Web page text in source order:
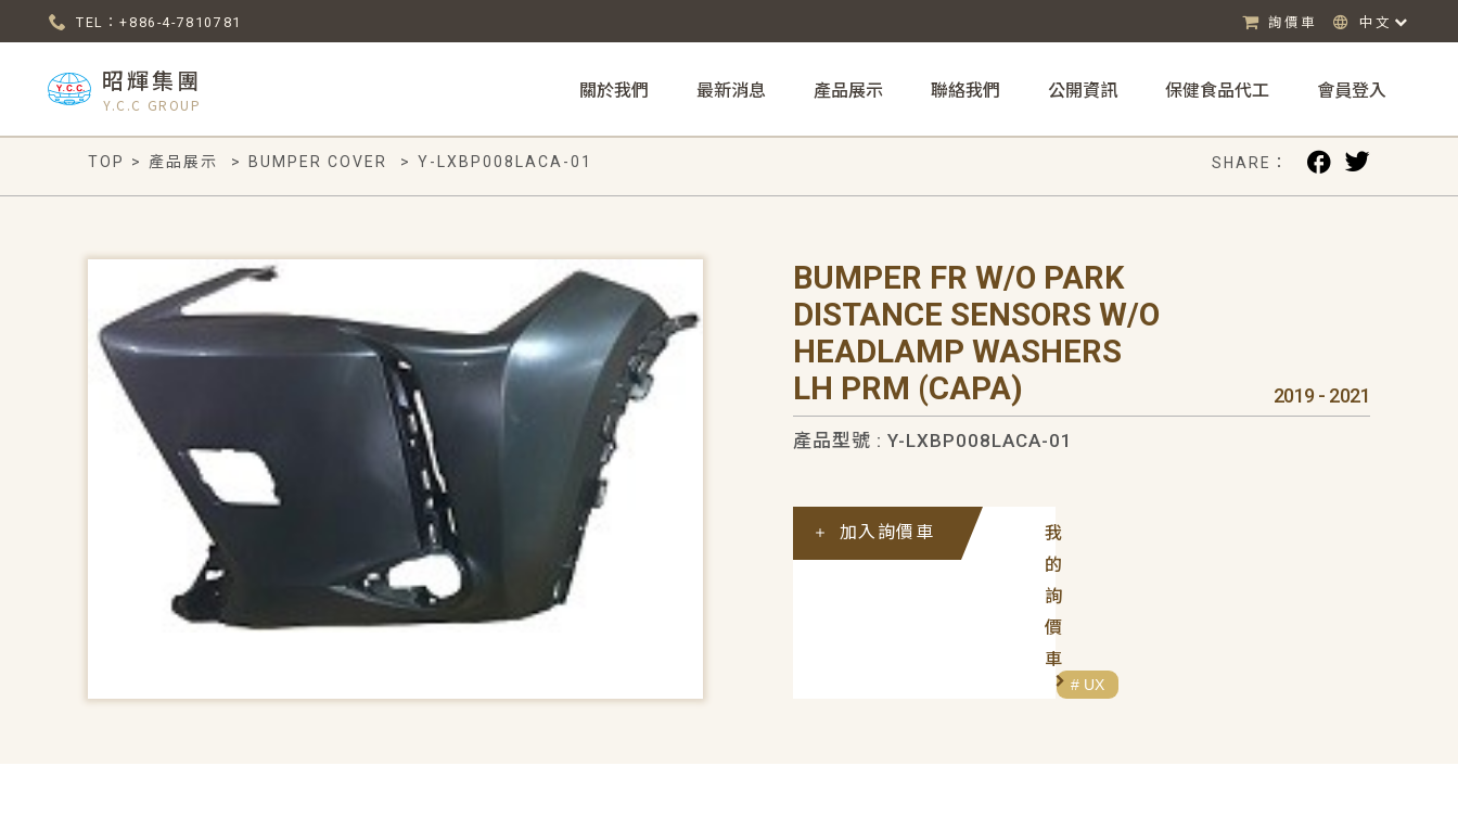
TEL：+886-4-7810781 詢價車 中文
昭輝集團
Y.C.C GROUP
關於我們 最新消息 產品展示 聯絡我們 公開資訊 保健食品代工 會員登入
TOP > 產品展示 > BUMPER COVER > Y-LXBP008LACA-01 SHARE：
BUMPER FR W/O PARK
DISTANCE SENSORS W/O
HEADLAMP WASHERS
LH PRM (CAPA)
2019 - 2021
產品型號 : Y-LXBP008LACA-01
我
的
詢
價
車
加入詢價車
# UX